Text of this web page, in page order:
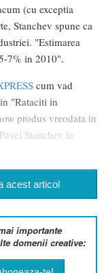
(cu exceptia
Stanchev spune ca
"Estimarea
7% in 2010".
cum vad
"Rataciti in
produs vreodata in
Stanchev la
acest articol
importante
domenii creative: